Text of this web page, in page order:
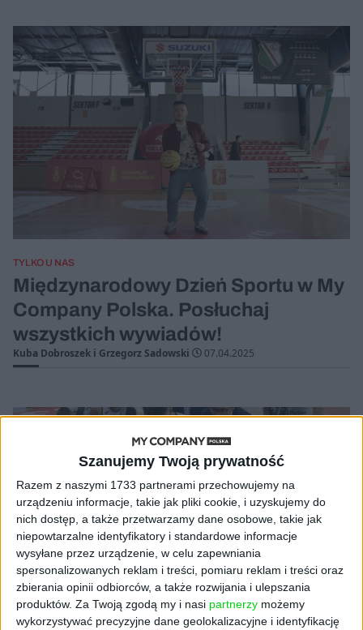
Szanujemy Twoją prywatność
Razem z naszymi 1733 partnerami przechowujemy na
urządzeniu informacje, takie jak pliki cookie, i uzyskujemy do
nich dostęp, a także przetwarzamy dane osobowe, takie jak
niepowtarzalne identyfikatory i standardowe informacje
wysyłane przez urządzenie, w celu zapewniania
spersonalizowanych reklam i treści, pomiaru reklam i treści oraz
zbierania opinii odbiorców, a także rozwijania i ulepszania
produktów. Za Twoją zgodą my i nasi partnerzy możemy
wykorzystywać precyzyjne dane geolokalizacyjne i identyfikację
TYLKO U NAS
Międzynarodowy Dzień Sportu w My
Company Polska. Posłuchaj
wszystkich wywiadów!
Kuba Dobroszek i Grzegorz Sadowski 07.04.2025